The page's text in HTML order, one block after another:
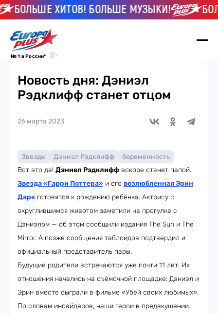
ХИТОВ! БОЛЬШЕ МУЗЫКИ!
№ 1 в России*
Новость дня: Дэниэл
Рэдклифф станет отцом
26 марта 2023
Звезды Дэниэл Рэдклифф
беременность
Вот это да! Дэниел Рэдклифф вскоре станет папой.
Звезда «Гарри Поттера» и его возлюбленная Эрин
Дарк готовятся к рождению ребёнка. Актрису с
округлившимся животом заметили на прогулке с
Дэниэлом — об этом сообщили издания The Sun и The
Mirror. А позже сообщения таблоидов подтвердил и
официальный представитель пары.
Будущие родители встречаются уже почти 11 лет. Их
отношения начались на съёмочной площадке: Дэниэл и
Эрин вместе сыграли в фильме «Убей своих любимых».
По словам инсайдеров, наши герои в предвкушении.